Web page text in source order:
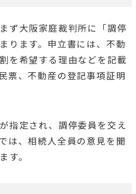
ず大阪家庭裁判所に「調停
ります。申立書には、不動
を希望する理由などを記載
票、不動産の登記事項証明
指定され、調停委員を交え
は、相続人全員の意見を聞
す。